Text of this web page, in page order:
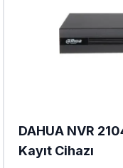
DAHUA NVR
Kayıt Cihazı